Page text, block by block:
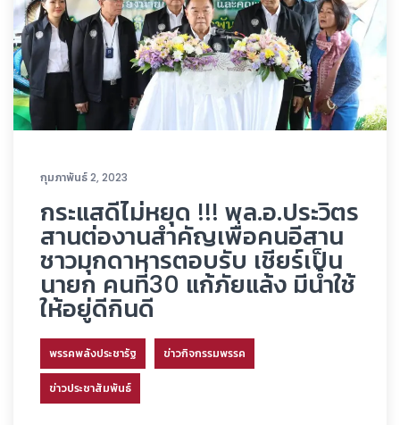
กุมภาพันธ์ 2, 2023
กระแสดีไม่หยุด !!! พล.อ.ประวิตร
สานต่องานสำคัญเพื่อคนอีสาน
ชาวมุกดาหารตอบรับ เชียร์เป็น
นายก คนที่30 แก้ภัยแล้ง มีน้ำใช้
ให้อยู่ดีกินดี
พรรคพลังประชารัฐ ข่าวกิจกรรมพรรค
ข่าวประชาสัมพันธ์